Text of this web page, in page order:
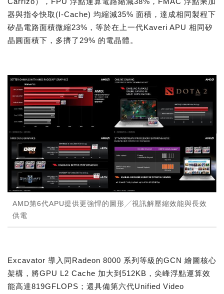
器與指令快取(I-Cache) 均縮減35% 面積，達成相同製程下
矽晶電路面積微縮23%，等於在上一代Kaveri APU 相同矽
晶圓面積下，多擠了29% 的電晶體。
AMD第6代APU提供更強悍的圖形╱視訊解壓縮效能與長效
供電
Excavator 導入同Radeon 8000 系列等級的GCN 繪圖核心
架構，將GPU L2 Cache 加大到512KB，尖峰浮點運算效
能高達819GFLOPS；還具備第六代Unified Video